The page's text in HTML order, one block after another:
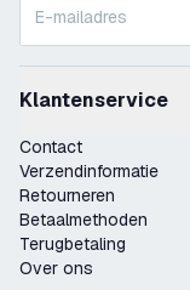
Klantenservice
Contact
Verzendinformatie
Retourneren
Betaalmethoden
Terugbetaling
Over ons